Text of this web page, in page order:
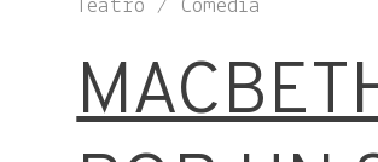
Teatro / Comedia